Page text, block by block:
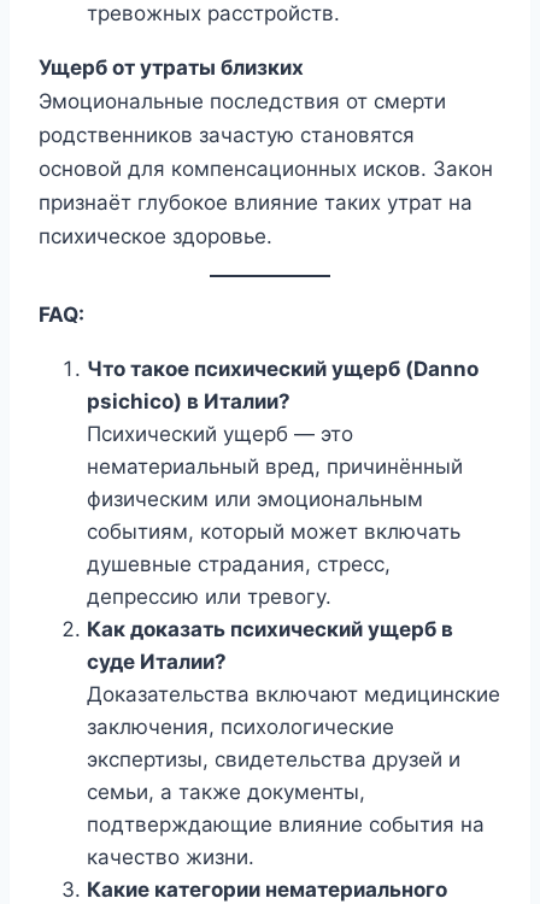
тревожных расстройств.
Ущерб от утраты близких
Эмоциональные последствия от смерти
родственников зачастую становятся
основой для компенсационных исков. Закон
признаёт глубокое влияние таких утрат на
психическое здоровье.
FAQ:
Что такое психический ущерб (Danno
psichico) в Италии?
Психический ущерб — это
нематериальный вред, причинённый
физическим или эмоциональным
событиям, который может включать
душевные страдания, стресс,
депрессию или тревогу.
Как доказать психический ущерб в
суде Италии?
Доказательства включают медицинские
заключения, психологические
экспертизы, свидетельства друзей и
семьи, а также документы,
подтверждающие влияние события на
качество жизни.
Какие категории нематериального